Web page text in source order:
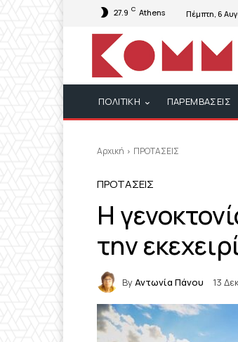
27.9 C Athens Πέμπτη, 6
ΠΟΛΙΤΙΚΗ ΠΑΡΕΜΒΑΣΕΙΣ
Αρχική ΠΡΟΤΑΣΕΙΣ
ΠΡΟΤΑΣΕΙΣ
Η
την
ByΑντωνία Πάνου 13